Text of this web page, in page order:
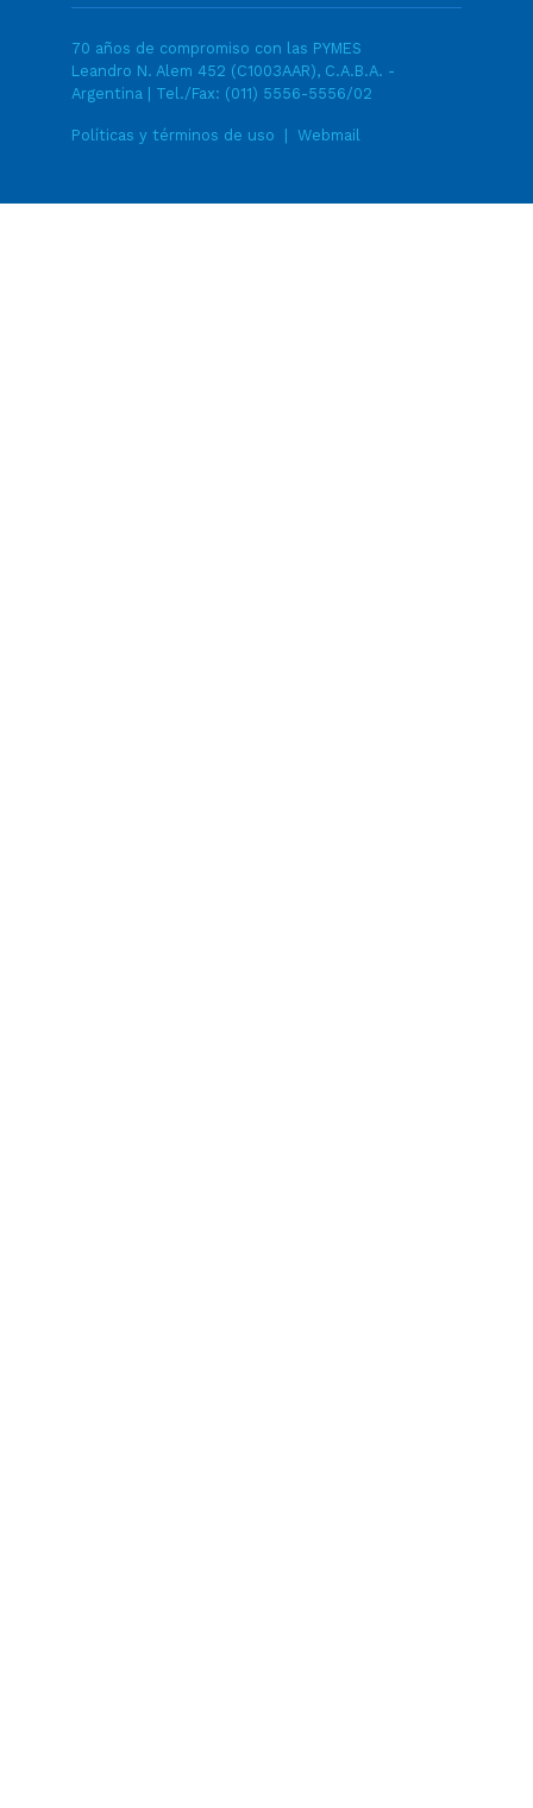
70 años de compromiso con las PYMES
Leandro N. Alem 452 (C1003AAR), C.A.B.A. -
Argentina | Tel./Fax: (011) 5556-5556/02
Políticas y términos de uso Webmail